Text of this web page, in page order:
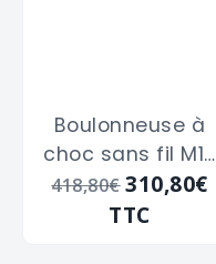
Boulonneuse à
choc sans fil M12
FIWF12-422X
MILWAUKEE
418,80€ 310,80€
TTC